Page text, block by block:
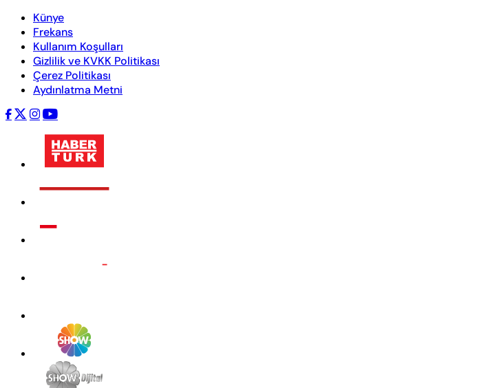
Künye
Frekans
Kullanım Koşulları
Gizlilik ve KVKK Politikası
Çerez Politikası
Aydınlatma Metni